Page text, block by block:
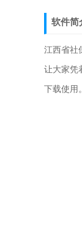
软件简
江西省社
让大家凭
下载使用。